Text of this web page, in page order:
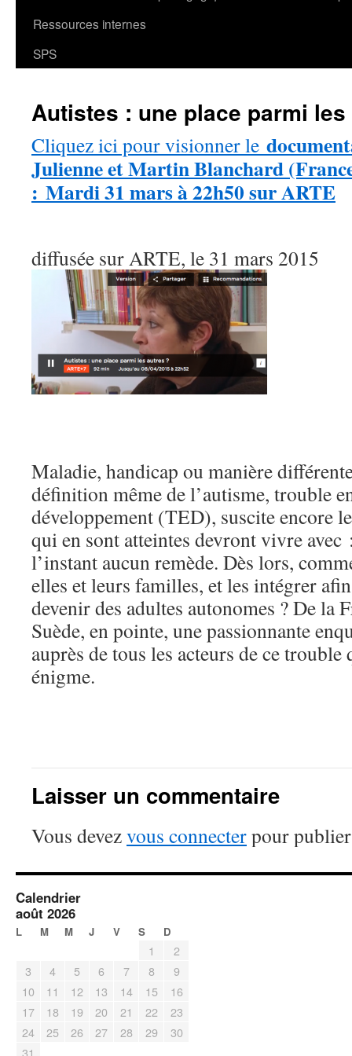
Ressources internes
SPS
Autistes : une place parmi
Cliquez ici pour visionnerle
Julienne et Martin Blanchard
: Mardi 31 mars à 22h50 sur ARTE
diffusée sur ARTE, le 31 mars 2015
Maladie, handicap ou manière
définition même de l’autisme, trouble
développement (TED), suscite encore
qui en sont atteintes devront vivre avec
l’instant aucun remède. Dès lors,
elles et leurs familles, et les intégrer
devenir des adultes autonomes ? De la
Suède, en pointe, une passionnante
auprès de tous les acteurs de ce trouble
énigme.
Laisser un commentaire
Vous devezvous connecterpour
Calendrier
août 2026
L M M J V S D
1
2
3
4 5 6 7 8
9
10
11 12 13 14 15
16
17
18 19 20 21 22
23
24
25 26 27 28 29
30
31